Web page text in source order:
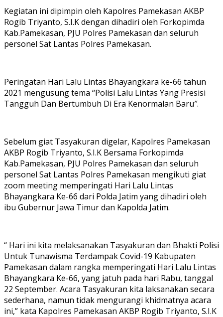
Kegiatan ini dipimpin oleh Kapolres Pamekasan AKBP
Rogib Triyanto, S.I.K dengan dihadiri oleh Forkopimda
Kab.Pamekasan, PJU Polres Pamekasan dan seluruh
personel Sat Lantas Polres Pamekasan.
Peringatan Hari Lalu Lintas Bhayangkara ke-66 tahun
2021 mengusung tema “Polisi Lalu Lintas Yang Presisi
Tangguh Dan Bertumbuh Di Era Kenormalan Baru″.
Sebelum giat Tasyakuran digelar, Kapolres Pamekasan
AKBP Rogib Triyanto, S.I.K Bersama Forkopimda
Kab.Pamekasan, PJU Polres Pamekasan dan seluruh
personel Sat Lantas Polres Pamekasan mengikuti giat
zoom meeting memperingati Hari Lalu Lintas
Bhayangkara Ke-66 dari Polda Jatim yang dihadiri oleh
ibu Gubernur Jawa Timur dan Kapolda Jatim.
“ Hari ini kita melaksanakan Tasyakuran dan Bhakti Polisi
Untuk Tunawisma Terdampak Covid-19 Kabupaten
Pamekasan dalam rangka memperingati Hari Lalu Lintas
Bhayangkara Ke-66, yang jatuh pada hari Rabu, tanggal
22 September. Acara Tasyakuran kita laksanakan secara
sederhana, namun tidak mengurangi khidmatnya acara
ini,” kata Kapolres Pamekasan AKBP Rogib Triyanto, S.I.K